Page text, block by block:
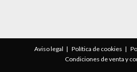
Aviso legal Política de cookies
Condiciones de venta y